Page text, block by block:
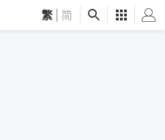
繁 简